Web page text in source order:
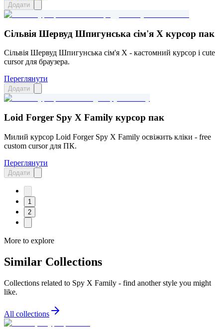
Додати
Сільвія Шервуд Шпигунська сім'я X курсор пак
Сільвія Шервуд Шпигунська сім'я X - кастомний курсор і cute
cursor для браузера.
Переглянути
Додати
Loid Forger Spy X Family курсор пак
Милий курсор Loid Forger Spy X Family освіжить кліки - free
custom cursor для ПК.
Переглянути
Додати
1
2
More to explore
Similar Collections
Collections related to Spy X Family - find another style you might
like.
All collections